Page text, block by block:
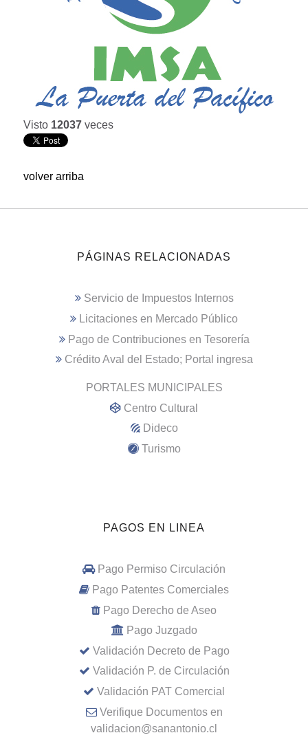
Visto 12037 veces
volver arriba
PÁGINAS RELACIONADAS
Servicio de Impuestos Internos
Licitaciones en Mercado Público
Pago de Contribuciones en Tesorería
Crédito Aval del Estado; Portal ingresa
PORTALES MUNICIPALES
Centro Cultural
Dideco
Turismo
PAGOS EN LINEA
Pago Permiso Circulación
Pago Patentes Comerciales
Pago Derecho de Aseo
Pago Juzgado
Validación Decreto de Pago
Validación P. de Circulación
Validación PAT Comercial
Verifique Documentos en
validacion@sanantonio.cl